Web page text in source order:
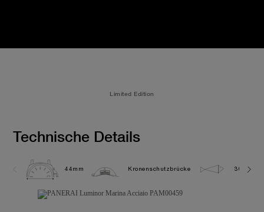
Limited Edition
Technische Details
44mm Kronenschutzbrücke 30.0 bar